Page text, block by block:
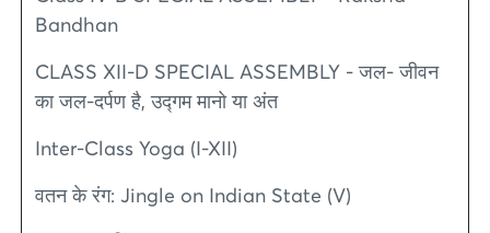
Bandhan
CLASS XII-D SPECIAL ASSEMBLY - जल- जीवन
का जल-दर्पण है, उद्गम मानो या अंत
Inter-Class Yoga (I-XII)
वतन के रंग: Jingle on Indian State (V)